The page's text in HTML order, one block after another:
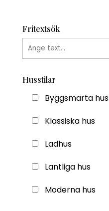
Fritextsök
Husstilar
Byggsmarta hus
Klassiska hus
Ladhus
Lantliga hus
Moderna hus